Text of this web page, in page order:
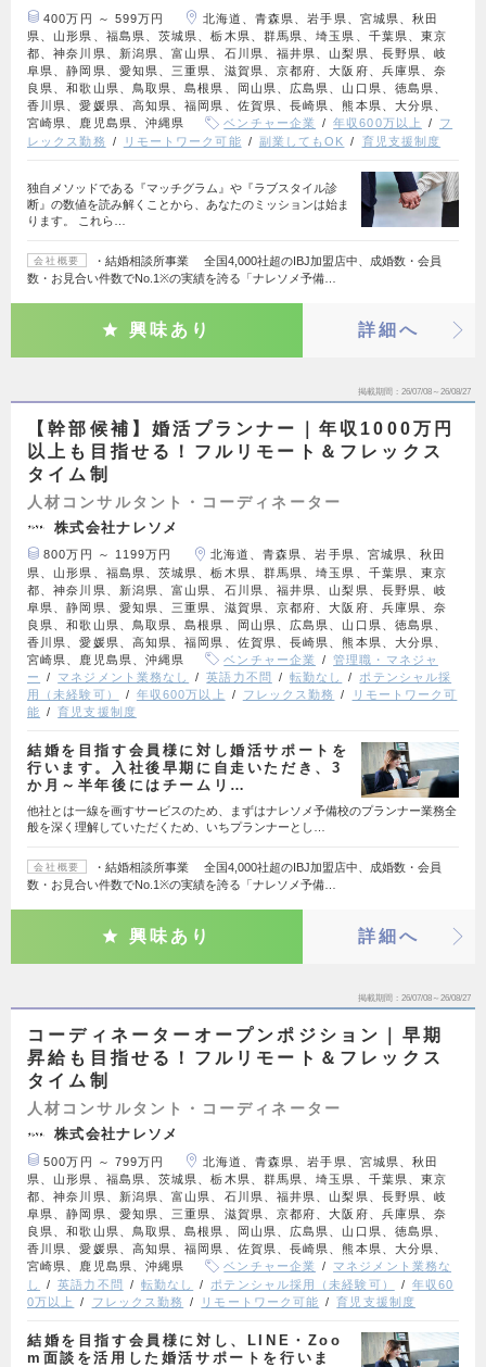
400万円 ～ 599万円
北海道、青森県、岩手県、宮城県、秋田
県、山形県、福島県、茨城県、栃木県、群馬県、埼玉県、千葉県、東京
都、神奈川県、新潟県、富山県、石川県、福井県、山梨県、長野県、岐
阜県、静岡県、愛知県、三重県、滋賀県、京都府、大阪府、兵庫県、奈
良県、和歌山県、鳥取県、島根県、岡山県、広島県、山口県、徳島県、
香川県、愛媛県、高知県、福岡県、佐賀県、長崎県、熊本県、大分県、
宮崎県、鹿児島県、沖縄県
ベンチャー企業 年収600万以上
フ
レックス勤務
リモートワーク可能 副業してもOK 育児支援制度
独自メソッドである『マッチグラム』や『ラブスタイル診
断』の数値を読み解くことから、あなたのミッションは始ま
ります。 これら…
会社概要
・結婚相談所事業 全国4,000社超のIBJ加盟店中、成婚数・会員
数・お見合い件数でNo.1※の実績を誇る「ナレソメ予備…
興味あり 詳細へ
掲載期間 26/07/08～26/08/27
【幹部候補】婚活プランナー｜年収1000万円
以上も目指せる！フルリモート＆フレックス
タイム制
人材コンサルタント・コーディネーター
株式会社ナレソメ
800万円 ～ 1199万円
北海道、青森県、岩手県、宮城県、秋田
県、山形県、福島県、茨城県、栃木県、群馬県、埼玉県、千葉県、東京
都、神奈川県、新潟県、富山県、石川県、福井県、山梨県、長野県、岐
阜県、静岡県、愛知県、三重県、滋賀県、京都府、大阪府、兵庫県、奈
良県、和歌山県、鳥取県、島根県、岡山県、広島県、山口県、徳島県、
香川県、愛媛県、高知県、福岡県、佐賀県、長崎県、熊本県、大分県、
宮崎県、鹿児島県、沖縄県
ベンチャー企業
管理職・マネジャ
ー
マネジメント業務なし 英語力不問 転勤なし
ポテンシャル採
用（未経験可）
年収600万以上 フレックス勤務
リモートワーク可
能
育児支援制度
結婚を目指す会員様に対し婚活サポートを
行います。入社後早期に自走いただき、3
か月～半年後にはチームリ…
他社とは一線を画すサービスのため、まずはナレソメ予備校のプランナー業務全
般を深く理解していただくため、いちプランナーとし…
会社概要
・結婚相談所事業 全国4,000社超のIBJ加盟店中、成婚数・会員
数・お見合い件数でNo.1※の実績を誇る「ナレソメ予備…
興味あり 詳細へ
掲載期間 26/07/08～26/08/27
コーディネーターオープンポジション｜早期
昇給も目指せる！フルリモート＆フレックス
タイム制
人材コンサルタント・コーディネーター
株式会社ナレソメ
500万円 ～ 799万円
北海道、青森県、岩手県、宮城県、秋田
県、山形県、福島県、茨城県、栃木県、群馬県、埼玉県、千葉県、東京
都、神奈川県、新潟県、富山県、石川県、福井県、山梨県、長野県、岐
阜県、静岡県、愛知県、三重県、滋賀県、京都府、大阪府、兵庫県、奈
良県、和歌山県、鳥取県、島根県、岡山県、広島県、山口県、徳島県、
香川県、愛媛県、高知県、福岡県、佐賀県、長崎県、熊本県、大分県、
宮崎県、鹿児島県、沖縄県
ベンチャー企業
マネジメント業務な
し
英語力不問 転勤なし ポテンシャル採用（未経験可）
年収60
0万以上
フレックス勤務 リモートワーク可能 育児支援制度
結婚を目指す会員様に対し、LINE・Zoo
m面談を活用した婚活サポートを行いま